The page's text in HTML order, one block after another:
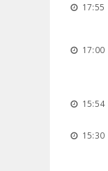
17:55
17:00
15:54
15:30